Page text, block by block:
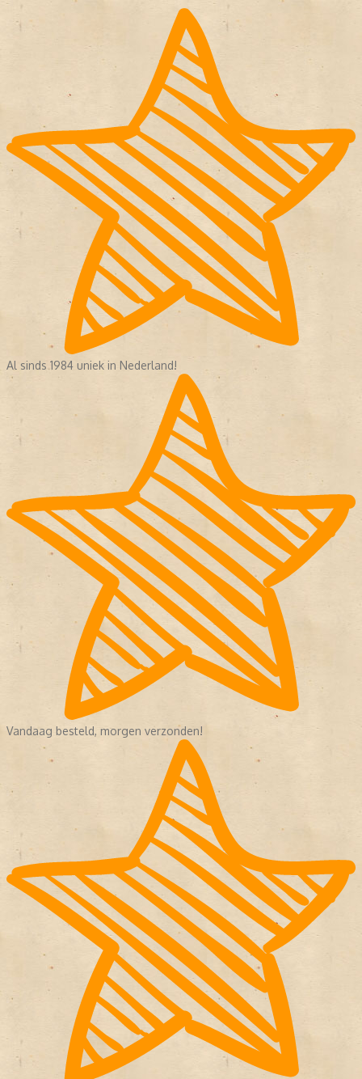
Al sinds 1984 uniek in Nederland!
Vandaag besteld, morgen verzonden!